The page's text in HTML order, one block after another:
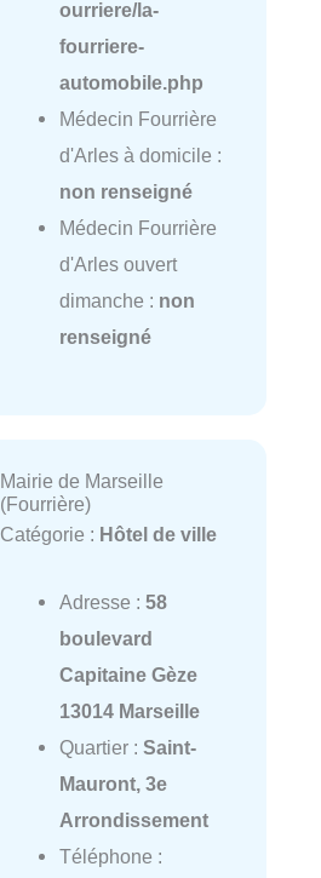
ourriere/la-
fourriere-
automobile.php
Médecin Fourrière
d'Arles à domicile :
non renseigné
Médecin Fourrière
d'Arles ouvert
dimanche : non
renseigné
Mairie de Marseille
(Fourrière)
Catégorie : Hôtel de ville
Adresse : 58
boulevard
Capitaine Gèze
13014 Marseille
Quartier : Saint-
Mauront, 3e
Arrondissement
Téléphone :